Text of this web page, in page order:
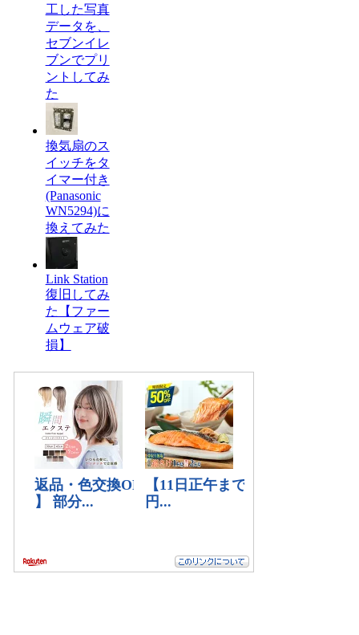
工した写真
データを、
セブンイレ
ブンでプリ
ントしてみ
た
換気扇のス
イッチをタ
イマー付き
(Panasonic
WN5294)に
換えてみた
Link Station
復旧してみ
た【ファー
ムウェア破
損】